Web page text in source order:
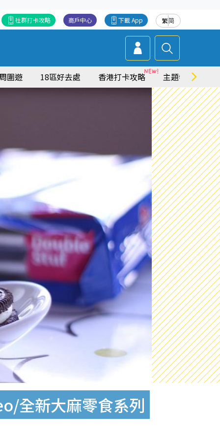
繁简
下載 App
商戶中心
社群打卡攻略
圍遊 18區好去處 香港打卡攻略 主題特集
全新大麻零食系列